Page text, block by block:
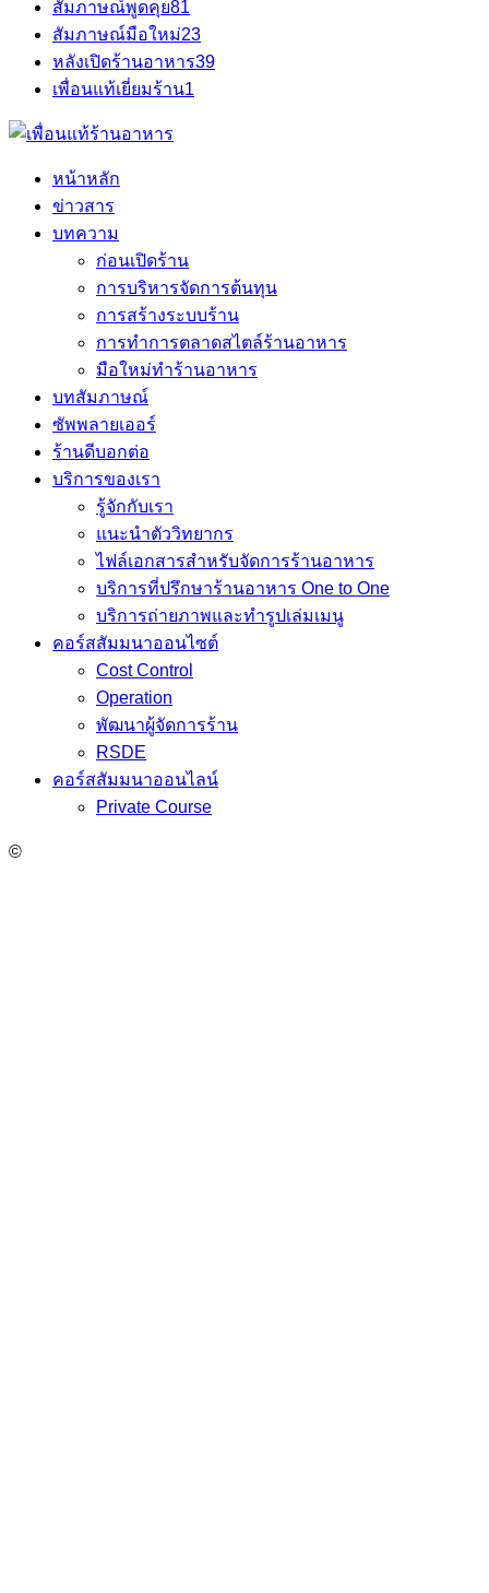
สัมภาษณ์พูดคุย81
สัมภาษณ์มือใหม่23
หลังเปิดร้านอาหาร39
เพื่อนแท้เยี่ยมร้าน1
หน้าหลัก
ข่าวสาร
บทความ
ก่อนเปิดร้าน
การบริหารจัดการต้นทุน
การสร้างระบบร้าน
การทำการตลาดสไตล์ร้านอาหาร
มือใหม่ทำร้านอาหาร
บทสัมภาษณ์
ซัพพลายเออร์
ร้านดีบอกต่อ
บริการของเรา
รู้จักกับเรา
แนะนำตัววิทยากร
ไฟล์เอกสารสำหรับจัดการร้านอาหาร
บริการที่ปรึกษาร้านอาหาร One to One
บริการถ่ายภาพและทำรูปเล่มเมนู
คอร์สสัมมนาออนไซต์
Cost Control
Operation
พัฒนาผู้จัดการร้าน
RSDE
คอร์สสัมมนาออนไลน์
Private Course
©